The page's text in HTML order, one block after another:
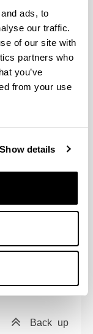
ads, to
our traffic.
of our site with
partners who
you’ve
from your use
Show details
Back up